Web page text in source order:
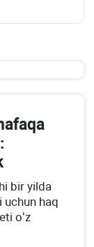
bir yilda
haq
oʻz